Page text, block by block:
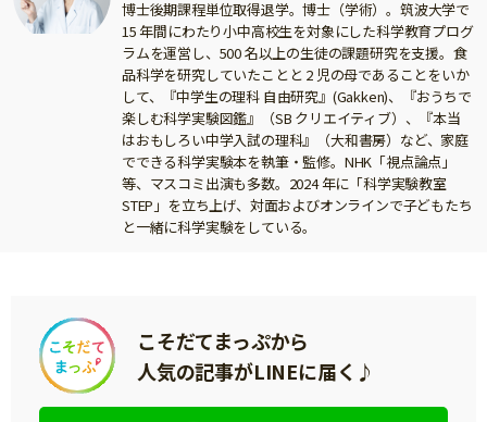
博士後期課程単位取得退学。博士（学術）。筑波大学で
15 年間にわたり小中高校生を対象にした科学教育プログ
ラムを運営し、500 名以上の生徒の課題研究を支援。食
品科学を研究していたことと 2 児の母であることをいか
して、『中学生の理科 自由研究』(Gakken)、『おうちで
楽しむ科学実験図鑑』（SB クリエイティブ）、『本当
はおもしろい中学入試の理科』（大和書房）など、家庭
でできる科学実験本を執筆・監修。NHK「視点論点」
等、マスコミ出演も多数。2024 年に「科学実験教室
STEP」を立ち上げ、対面およびオンラインで子どもたち
と一緒に科学実験をしている。
こそだてまっぷから
人気の記事がLINEに届く♪